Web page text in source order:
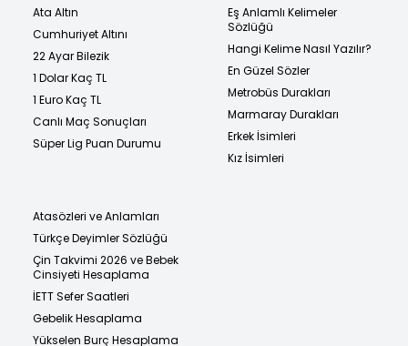
Ata Altın
Cumhuriyet Altını
22 Ayar Bilezik
1 Dolar Kaç TL
1 Euro Kaç TL
Canlı Maç Sonuçları
Süper Lig Puan Durumu
Eş Anlamlı Kelimeler
Sözlüğü
Hangi Kelime Nasıl Yazılır?
En Güzel Sözler
Metrobüs Durakları
Marmaray Durakları
Erkek İsimleri
Kız İsimleri
Atasözleri ve Anlamları
Türkçe Deyimler Sözlüğü
Çin Takvimi 2026 ve Bebek
Cinsiyeti Hesaplama
İETT Sefer Saatleri
Gebelik Hesaplama
Yükselen Burç Hesaplama